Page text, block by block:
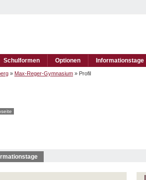
Schulformen Optionen Informationstage
» Max-Reger-Gymnasium » Profil